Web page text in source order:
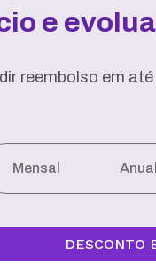
e
reembolso em
Mensal Anual
DESCONTO